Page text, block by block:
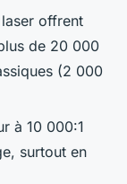
offrent
de 20 000
(2 000
à 10 000:1
surtout en